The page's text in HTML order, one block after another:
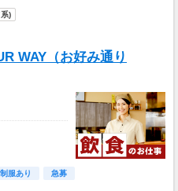
)
WAY（お好み通り
制服あり 急募